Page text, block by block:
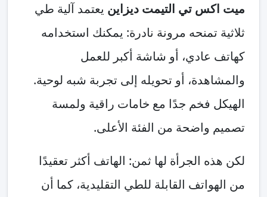
ميت اكس تي التيمت ديزاين يعتمد آلية طي
ثلاثية تمنحه مرونة نادرة: يمكنك استخدامه
كهاتف عادي، أو شاشة أكبر للعمل
والمشاهدة، أو تحويله إلى تجربة شبه لوحية.
الهيكل فخم جدًا مع خامات راقية ولمسة
تصميم واضحة من الفئة الأعلى.
لكن هذه الجرأة لها ثمن: الهاتف أكثر تعقيدًا
من الهواتف القابلة للطي التقليدية، كما أن